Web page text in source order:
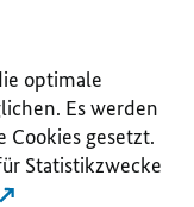
optimale
Es werden
gesetzt.
Statistikzwecke